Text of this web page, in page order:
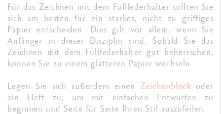
Für das Zeichnen mit dem Füllfederhalter sollten Sie
sich am besten für ein starkes, nicht zu griffiges
Papier entscheiden. Dies gilt vor allem, wenn Sie
Anfänger in dieser Disziplin sind. Sobald Sie das
Zeichnen mit dem Füllfederhalter gut beherrschen,
können Sie zu einem glatteren Papier wechseln.
Legen Sie sich außerdem einenZeichenblock oder
ein Heft zu, um mit einfachen Entwürfen zu
beginnen und Seite für Seite Ihren Stil auszufeilen.